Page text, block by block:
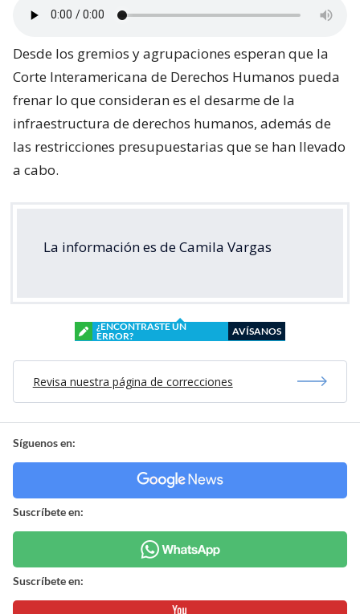
Desde los gremios y agrupaciones esperan que la
Corte Interamericana de Derechos Humanos pueda
frenar lo que consideran es el desarme de la
infraestructura de derechos humanos, además de
las restricciones presupuestarias que se han llevado
a cabo.
La información es de Camila Vargas
¿ENCONTRASTE UN
ERROR?
AVÍSANOS
Revisa nuestra página de correcciones
Síguenos en:
Suscríbete en:
Suscríbete en: